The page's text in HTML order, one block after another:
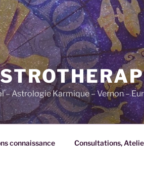
– Astrologie Karmique – Vernon –
connaissance Consultations,